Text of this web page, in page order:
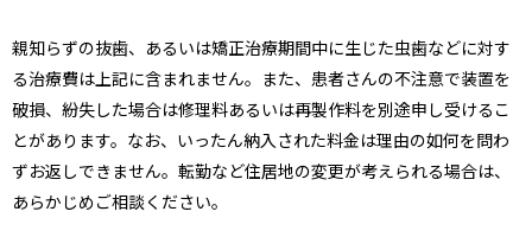
親知らずの抜歯、あるいは矯正治療期間中に生じた虫歯などに対す
る治療費は上記に含まれません。また、患者さんの不注意で装置を
破損、紛失した場合は修理料あるいは再製作料を別途申し受けるこ
とがあります。なお、いったん納入された料金は理由の如何を問わ
ずお返しできません。転勤など住居地の変更が考えられる場合は、
あらかじめご相談ください。